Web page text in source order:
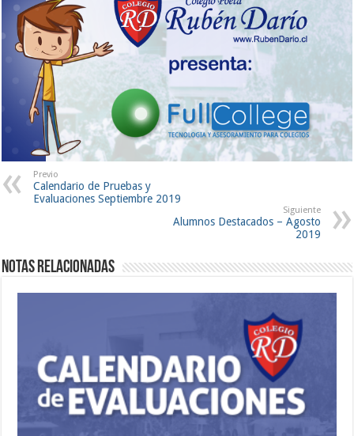
Previo
Calendario de Pruebas y
Evaluaciones Septiembre 2019
Siguiente
Alumnos Destacados – Agosto
2019
Notas Relacionadas